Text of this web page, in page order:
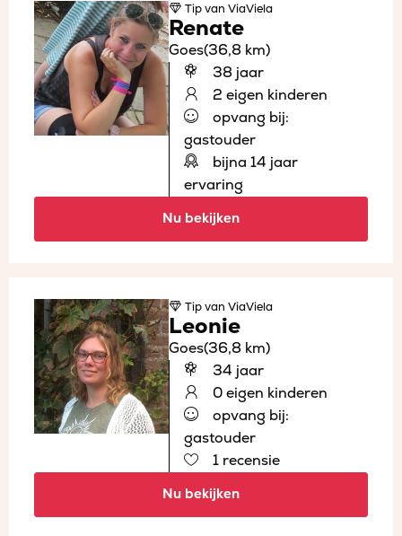
Tipvan ViaViela
Renate
Goes(36,8 km)
38 jaar
2 eigen kinderen
opvang bij:
gastouder
bijna 14 jaar
ervaring
Nu bekijken
Tipvan ViaViela
Leonie
Goes(36,8 km)
34 jaar
0 eigen kinderen
opvang bij:
gastouder
1 recensie
Nu bekijken